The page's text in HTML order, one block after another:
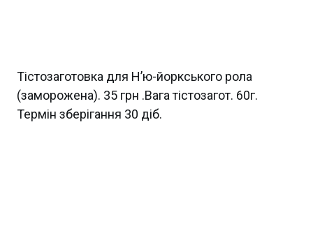
Тістозаготовка для Нʼю-йоркського рола
(заморожена). 35 грн .Вага тістозагот. 60г.
Термін зберігання 30 діб.